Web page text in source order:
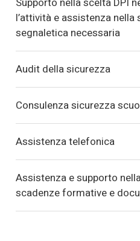
l’attività e assistenza nella
segnaletica necessaria
Audit della sicurezza
Consulenza sicurezza
Assistenza telefonica
Assistenza e supporto
scadenze formative e